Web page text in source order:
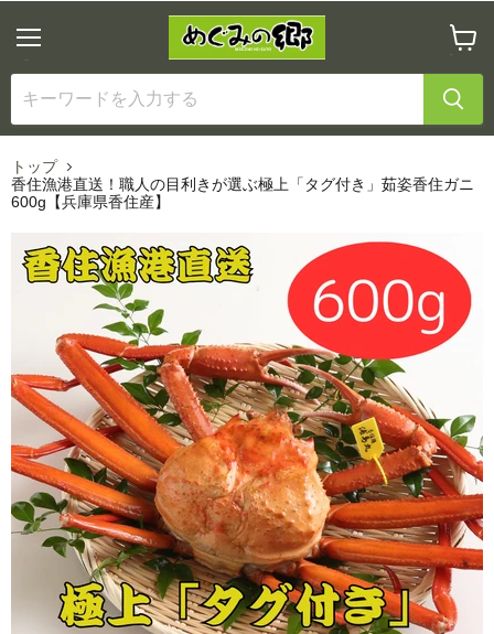
ニ
ュ
ー
ー
ト
を
見
トップ
香住漁港直送！職人の目利きが選ぶ極上「タグ付き」茹姿香住ガニ
600g【兵庫県香住産】